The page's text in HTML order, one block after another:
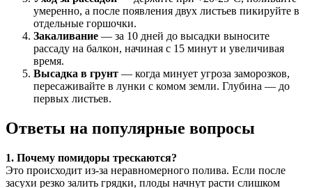
умеренно, а после появления двух листьев пикируйте в
отдельные горшочки.
Закаливание — за 10 дней до высадки выносите
рассаду на балкон, начиная с 15 минут и увеличивая
время.
Высадка в грунт — когда минует угроза заморозков,
пересаживайте в лунки с комом земли. Глубина — до
первых листьев.
Ответы на популярные вопросы
1. Почему помидоры трескаются?
Это происходит из-за неравномерного полива. Если после
засухи резко залить грядки, плоды начнут расти слишком